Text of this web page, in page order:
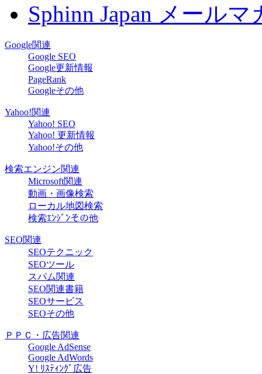
Sphinn Japan メールマ
Google関連
Google SEO
Google更新情報
PageRank
Googleその他
Yahoo!関連
Yahoo! SEO
Yahoo! 更新情報
Yahoo!その他
検索エンジン関連
Microsoft関連
動画・画像検索
ローカル地図検索
検索ｴﾝｼﾞﾝその他
SEO関連
SEOテクニック
SEOツール
スパム関連
SEO関連書籍
SEOサービス
SEOその他
ＰＰＣ・広告関連
Google AdSense
Google AdWords
Y! ﾘｽﾃｨﾝｸﾞ広告